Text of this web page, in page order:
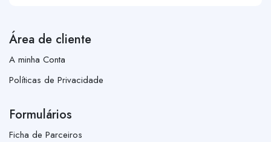
Área de cliente
A minha Conta
Políticas de Privacidade
Formulários
Ficha de Parceiros